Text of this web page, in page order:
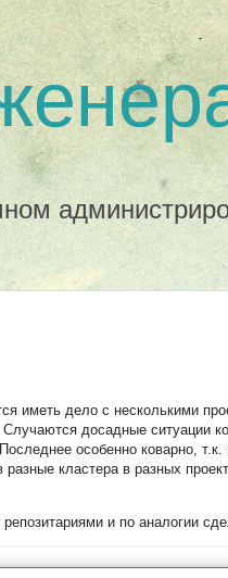
иметь дело с несколькими
досадные ситуации
особенно коварно,
кластера в разных
и по аналогии